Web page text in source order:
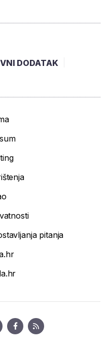
DODATAK
pitanja